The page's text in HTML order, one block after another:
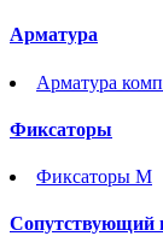
Арматура
Арматура
Фиксаторы
Фиксаторы М
Сопутствующий